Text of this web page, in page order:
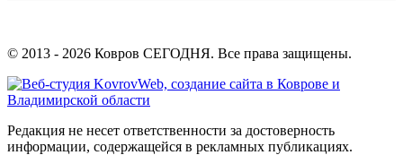
© 2013 - 2026 Ковров СЕГОДНЯ. Все права защищены.
Редакция не несет ответственности за достоверность
информации, содержащейся в рекламных публикациях.